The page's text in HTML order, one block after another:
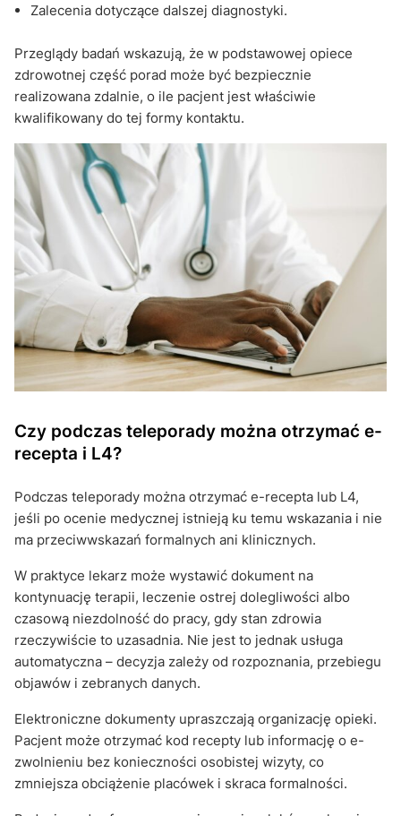
Zalecenia dotyczące dalszej diagnostyki.
Przeglądy badań wskazują, że w podstawowej opiece
zdrowotnej część porad może być bezpiecznie
realizowana zdalnie, o ile pacjent jest właściwie
kwalifikowany do tej formy kontaktu.
Czy podczas teleporady można otrzymać e-
recepta i L4?
Podczas teleporady można otrzymać e-recepta lub L4,
jeśli po ocenie medycznej istnieją ku temu wskazania i nie
ma przeciwwskazań formalnych ani klinicznych.
W praktyce lekarz może wystawić dokument na
kontynuację terapii, leczenie ostrej dolegliwości albo
czasową niezdolność do pracy, gdy stan zdrowia
rzeczywiście to uzasadnia. Nie jest to jednak usługa
automatyczna – decyzja zależy od rozpoznania, przebiegu
objawów i zebranych danych.
Elektroniczne dokumenty upraszczają organizację opieki.
Pacjent może otrzymać kod recepty lub informację o e-
zwolnieniu bez konieczności osobistej wizyty, co
zmniejsza obciążenie placówek i skraca formalności.